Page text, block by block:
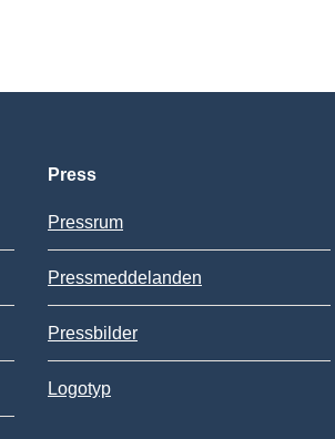
Press
Pressrum
Pressmeddelanden
Pressbilder
Logotyp